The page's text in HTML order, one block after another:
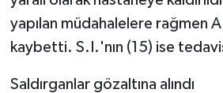
yapılan müdahalelere rağmen
kaybetti. S.I.'nın (15) ise
Saldırganlar gözaltına alındı